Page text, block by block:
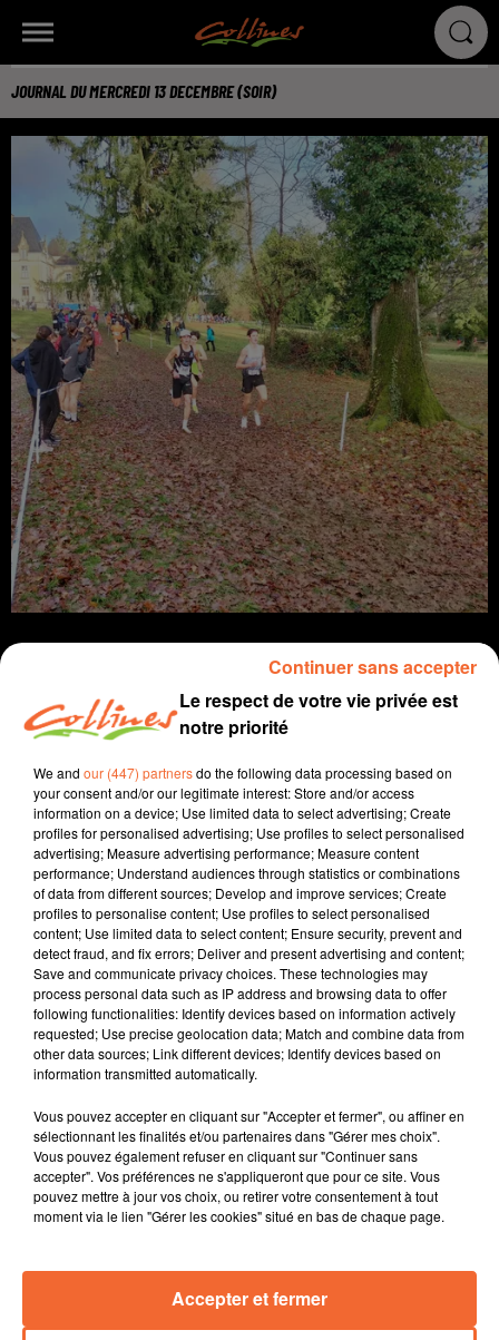
JOURNAL DU MERCREDI 13 DECEMBRE (SOIR)
info
13 décembre 2023 - 13 min 59 sec
JOURNAL DU MERCREDI 13 DECEMBRE (SOIR)
Fabien Gazeau
L'info près de chez vous
Présenté par Fabien Gazeau
- La grippe et le Covid gagnent du terrain en cette fin
d'année, et les autorités sanitaires appellent à se faire
vacciner.
- La Confédération paysanne se dresse contre les
panneaux photovoltaiques au sol.
demain soir au Fauteuil Rouge
- La Ville de Thouars a accueilli ses nouveaux
habitants.
- Un millier d'élèves à Cerizay (photo) pour le cross
Le respect de votre vie privée est
notre priorité
We and our (447) partnersdo the following data processing based on
your consent and/or our legitimate interest: Store and/or access
information on a device; Use limited data to select advertising; Create
profiles for personalised advertising; Use profiles to select personalised
advertising; Measure advertising performance; Measure content
performance; Understand audiences through statistics or combinations
of data from different sources; Develop and improve services; Create
profiles to personalise content; Use profiles to select personalised
content; Use limited data to select content; Ensure security, prevent and
detect fraud, and fix errors; Deliver and present advertising and content;
Save and communicate privacy choices. These technologies may
process personal data such as IP address and browsing data to offer
following functionalities: Identify devices based on information actively
requested; Use precise geolocation data; Match and combine data from
other data sources; Link different devices; Identify devices based on
information transmitted automatically.
Vous pouvez accepter en cliquant sur "Accepter et fermer", ou affiner en
sélectionnant les finalités et/ou partenaires dans "Gérer mes choix".
Vous pouvez également refuser en cliquant sur "Continuer sans
accepter". Vos préférences ne s'appliqueront que pour ce site. Vous
pouvez mettre à jour vos choix, ou retirer votre consentement à tout
moment via le lien "Gérer les cookies" situé en bas de chaque page.
Accepter et fermer
Continuer sans accepter